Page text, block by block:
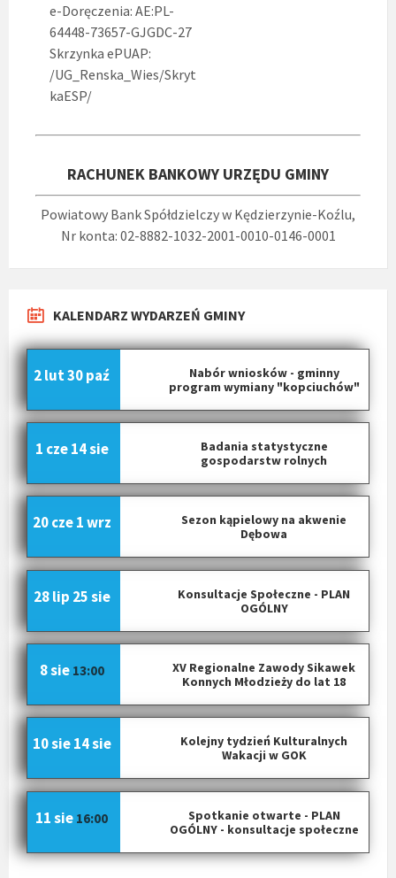
e-Doręczenia: AE:PL-
64448-73657-GJGDC-27
Skrzynka ePUAP:
/UG_Renska_Wies/Skryt
kaESP/
RACHUNEK BANKOWY URZĘDU GMINY
Powiatowy Bank Spółdzielczy w Kędzierzynie-Koźlu,
Nr konta: 02-8882-1032-2001-0010-0146-0001
KALENDARZ WYDARZEŃ GMINY
Nabór wniosków - gminny
program wymiany "kopciuchów"
2 lut30 paź
Badania statystyczne
gospodarstw rolnych
1 cze 14 sie
Sezon kąpielowy na akwenie
Dębowa
20 cze 1 wrz
Konsultacje Społeczne - PLAN
OGÓLNY
28 lip 25 sie
XV Regionalne Zawody Sikawek
Konnych Młodzieży do lat 18
8 sie 13:00
Kolejny tydzień Kulturalnych
Wakacji w GOK
10 sie 14 sie
Spotkanie otwarte - PLAN
OGÓLNY - konsultacje społeczne
11 sie 16:00